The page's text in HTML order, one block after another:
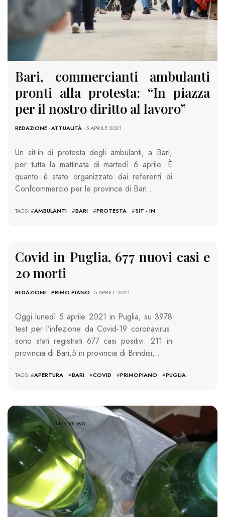
Bari, commercianti ambulanti
pronti alla protesta: “In piazza
per il nostro diritto al lavoro”
REDAZIONE-ATTUALITÀ- 5 APRILE 2021
Un sit-in di protesta degli ambulanti, a Bari,
per tutta la mattinata di martedì 6 aprile. È
quanto è stato organizzato dai referenti di
Confcommercio per le province di Bari…
TAGS: #AMBULANTI #BARI #PROTESTA #SIT - IN
Covid in Puglia, 677 nuovi casi e
20 morti
REDAZIONE-PRIMO PIANO - 5 APRILE 2021
Oggi lunedì 5 aprile 2021 in Puglia, su 3978
test per l’infezione da Covid-19 coronavirus
sono stati registrati 677 casi positivi: 211 in
provincia di Bari,5 in provincia di Brindisi,…
TAGS: #APERTURA #BARI #COVID #PRIMOPIANO #PUGLIA
1489 VIEWS